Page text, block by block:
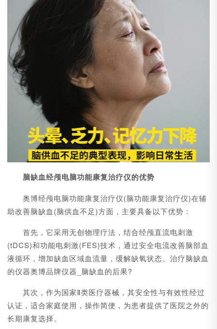
脑缺血经颅电脑功能康复治疗仪的优势
奥博经颅电脑功能康复治疗仪(脑功能康复治疗仪)在辅
助改善脑缺血(脑供血不足)方面，主要具备以下优势：
首先，它采用无创物理疗法，结合经颅直流电刺激
(tDCS)和功能电刺激(FES)技术，通过安全电流改善脑部血
液循环，增加缺血区域血流量，缓解缺氧状态。治疗脑缺血
的仪器奥博品牌仪器_脑缺血的后果?
其次，作为国家Ⅱ类医疗器械，其安全性与有效性经过
认证，适合家庭使用，操作简便，为患者提供了医院之外的
长期康复选择。